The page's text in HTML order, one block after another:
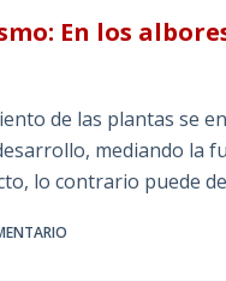
En los
de las plantas se
mediando la
lo contrario puede